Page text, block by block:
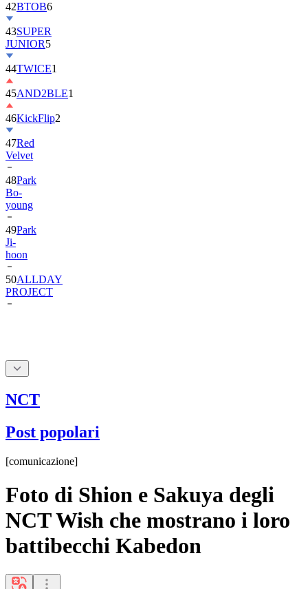
42BTOB6
43SUPER
JUNIOR5
44TWICE1
45AND2BLE1
46KickFlip2
47Red
Velvet
48Park
Bo-
young
49Park
Ji-
hoon
50ALLDAY
PROJECT
NCT
Post popolari
[comunicazione]
Foto di Shion e Sakuya degli
NCT Wish che mostrano i loro
battibecchi Kabedon